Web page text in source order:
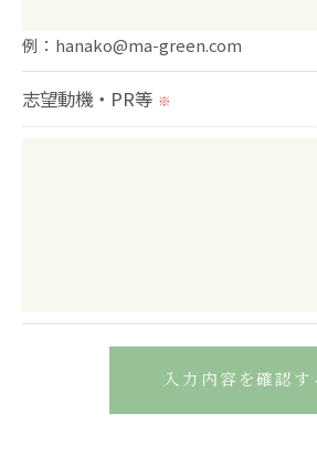
例：hanako@ma-green.com
志望動機・PR等 ※